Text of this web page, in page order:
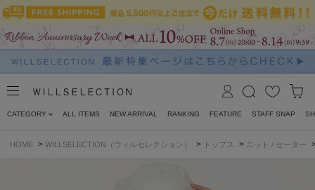
CATEGORY ALL ITEMS NEW ARRIVAL RANKING FEATURE STAFF SNAP
HOME > WILLSELECTION（ウィルセレクション） > トップス > ニット / セーター